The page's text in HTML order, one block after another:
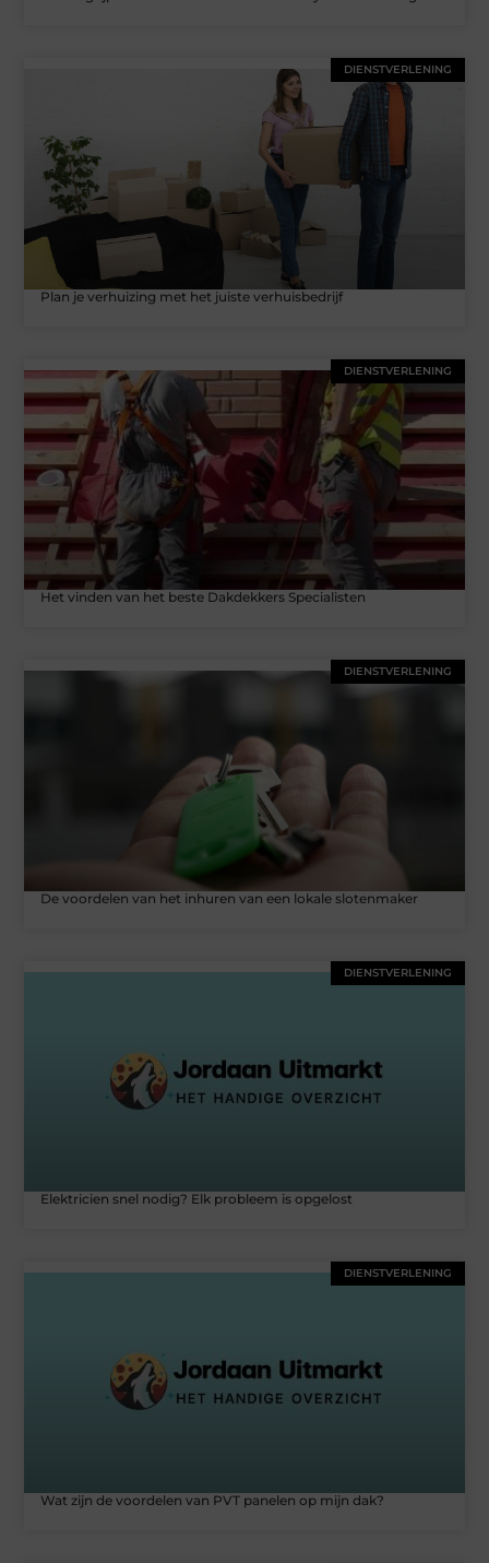
DIENSTVERLENING
Plan je verhuizing met het juiste verhuisbedrijf
DIENSTVERLENING
Het vinden van het beste Dakdekkers Specialisten
DIENSTVERLENING
De voordelen van het inhuren van een lokale slotenmaker
DIENSTVERLENING
Elektricien snel nodig? Elk probleem is opgelost
DIENSTVERLENING
Wat zijn de voordelen van PVT panelen op mijn dak?